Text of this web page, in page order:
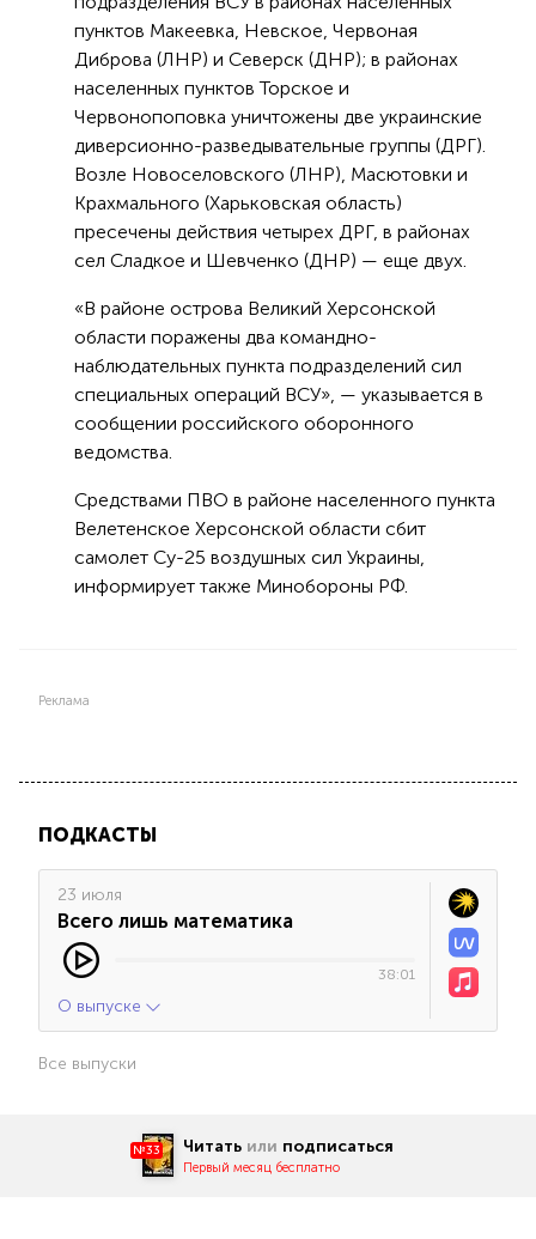
пунктов Макеевка, Невское, Червоная
Диброва (ЛНР) и Северск (ДНР); в районах
населенных пунктов Торское и
Червонопоповка уничтожены две украинские
диверсионно-разведывательные группы (ДРГ).
Возле Новоселовского (ЛНР), Масютовки и
Крахмального (Харьковская область)
пресечены действия четырех ДРГ, в районах
сел Сладкое и Шевченко (ДНР) — еще двух.
«В районе острова Великий Херсонской
области поражены два командно-
наблюдательных пункта подразделений сил
специальных операций ВСУ», — указывается в
сообщении российского оборонного
ведомства.
Средствами ПВО в районе населенного пункта
Велетенское Херсонской области сбит
самолет Су-25 воздушных сил Украины,
информирует также Минобороны РФ.
Реклама
ПОДКАСТЫ
23 июля
Всего лишь математика
38:01
О выпуске
Все выпуски
№33 Читать или подписаться
Первый месяц бесплатно